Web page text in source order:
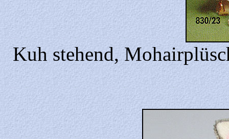
Kuh stehend,